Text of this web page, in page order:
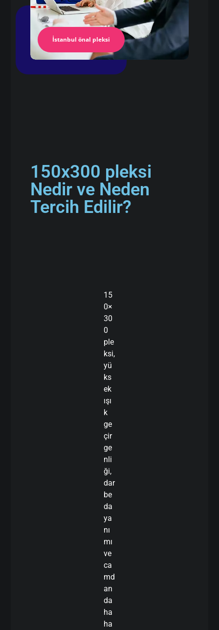
İstanbul önal pleksi
150x300 pleksi
Nedir ve Neden
Tercih Edilir?
15
0×
30
0
ple
ksi,
yü
ks
ek
ışı
k
ge
çir
ge
nli
ği,
dar
be
da
ya
nı
mı
ve
ca
md
an
da
ha
ha